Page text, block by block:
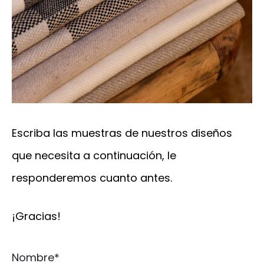
Escriba las muestras de nuestros diseños
que necesita a continuación, le
responderemos cuanto antes.
¡Gracias!
Nombre*